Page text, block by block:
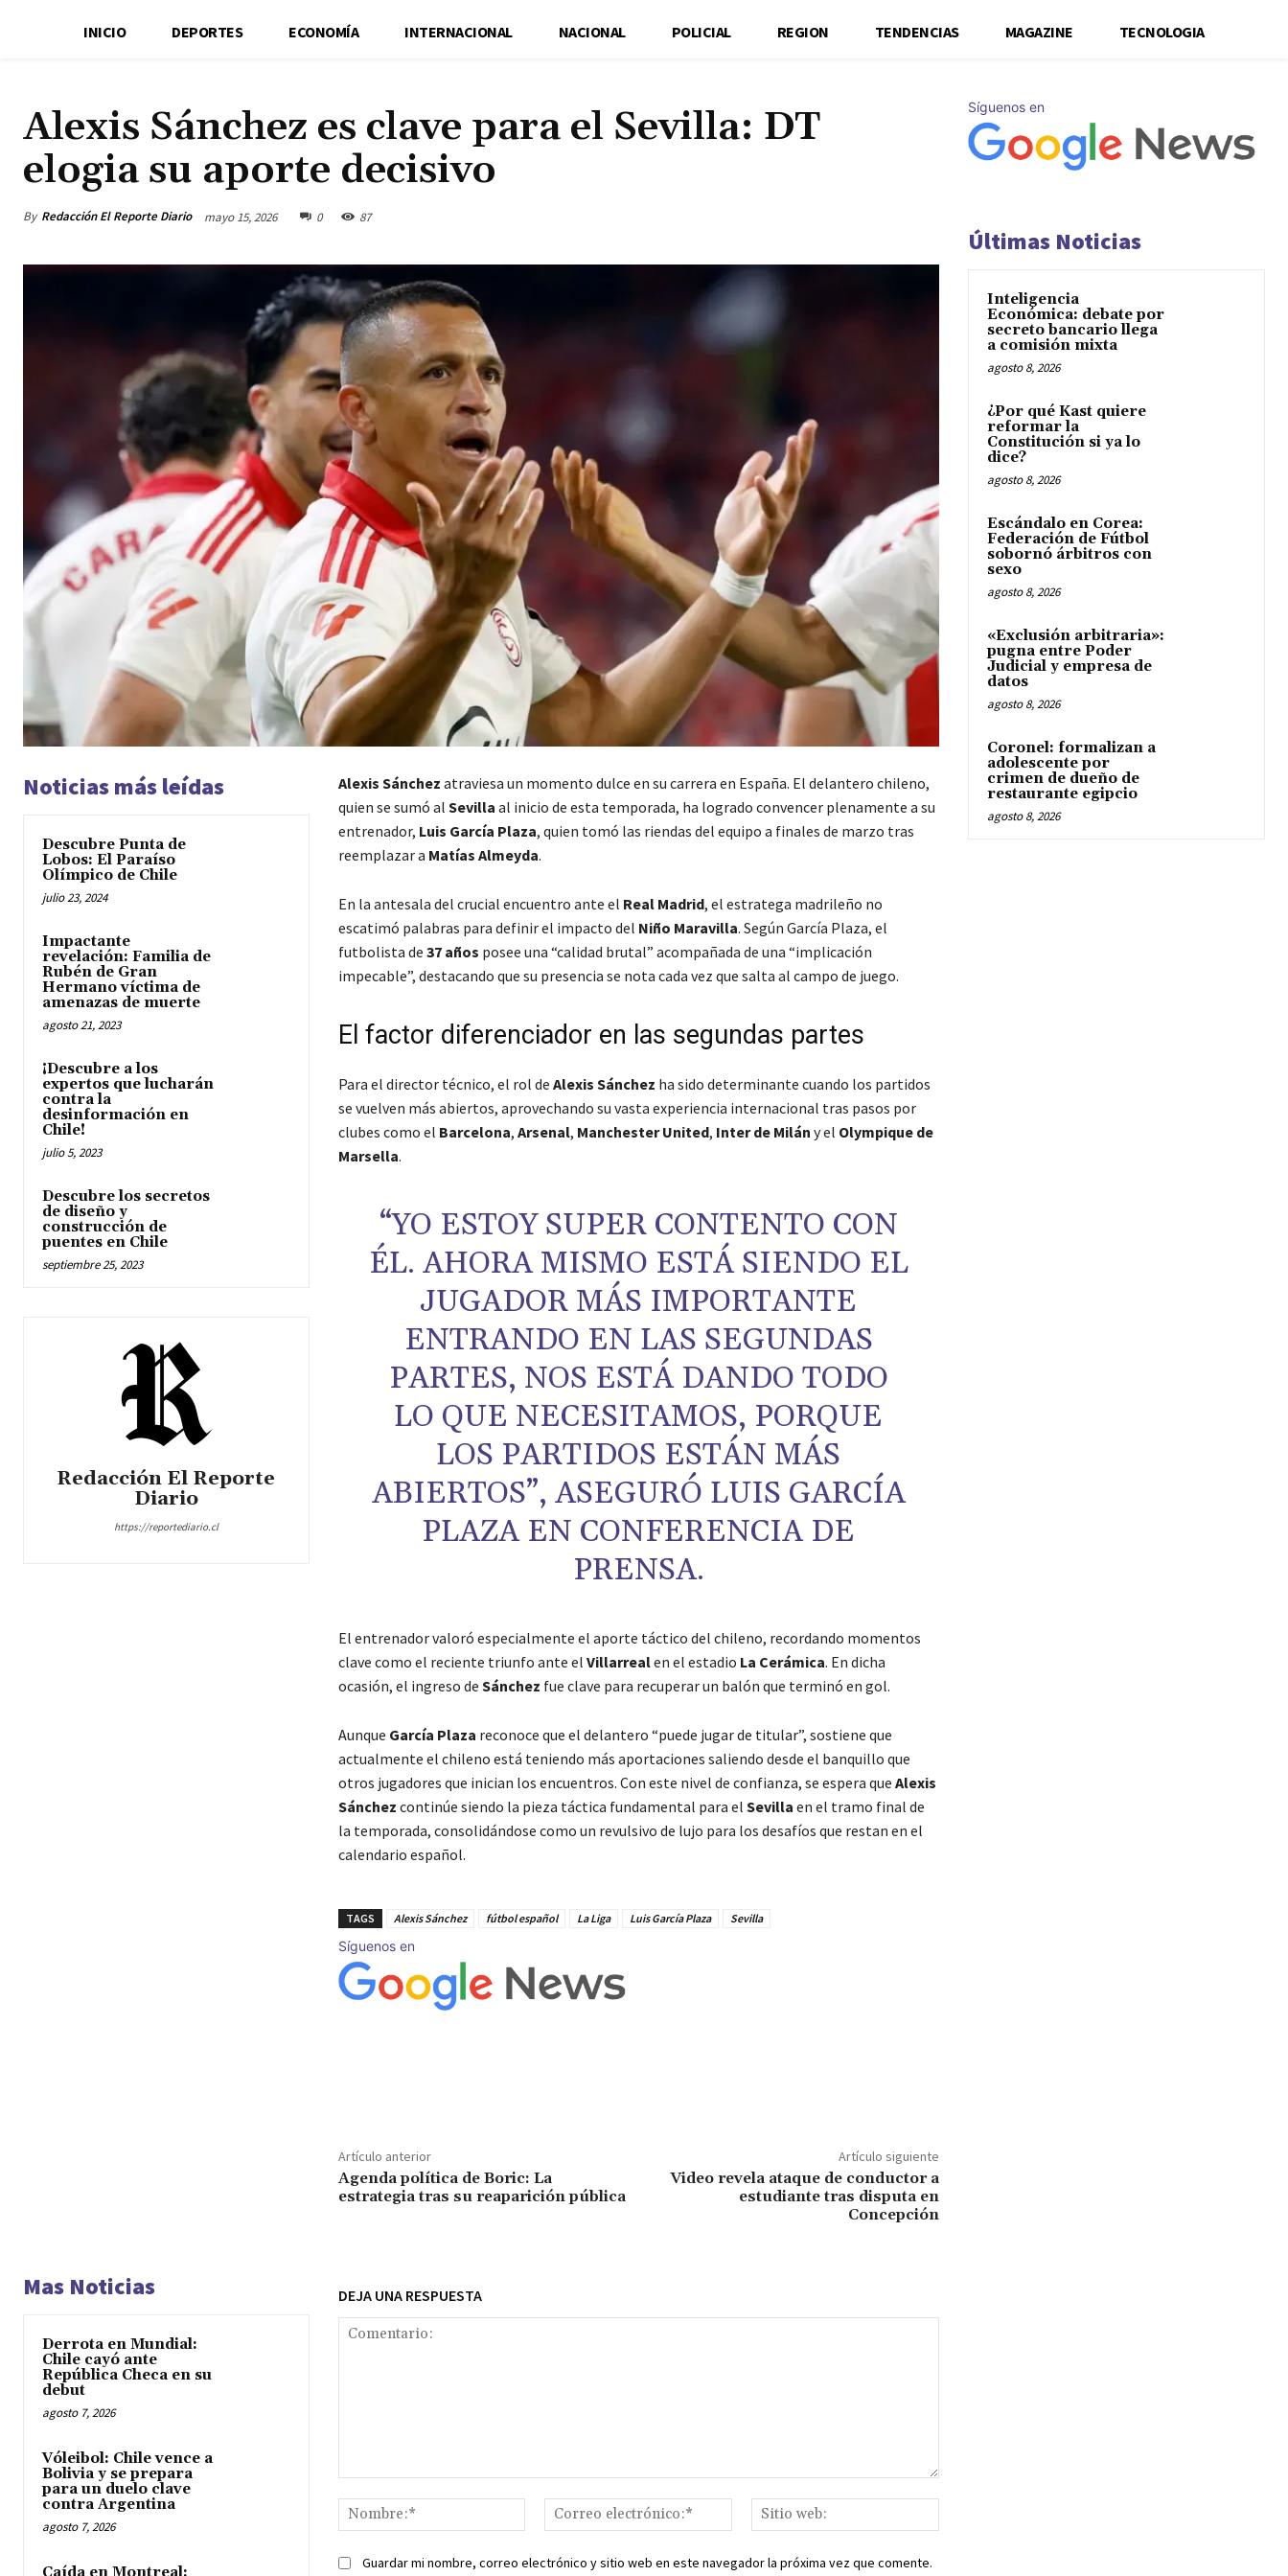
INICIO DEPORTES ECONOMÍA INTERNACIONAL NACIONAL POLICIAL REGION TENDENCIAS MAGAZINE TECNOLOGIA
Alexis Sánchez es clave para el Sevilla: DT
elogia su aporte decisivo
By Redacción El Reporte Diario mayo 15, 2026 0 87
Noticias más leídas
Descubre Punta de
Lobos: El Paraíso
Olímpico de Chile
julio 23, 2024
Impactante
revelación: Familia de
Rubén de Gran
Hermano víctima de
amenazas de muerte
agosto 21, 2023
¡Descubre a los
expertos que lucharán
contra la
desinformación en
Chile!
julio 5, 2023
Descubre los secretos
de diseño y
construcción de
puentes en Chile
septiembre 25, 2023
Redacción El Reporte
Diario
https://reportediario.cl
Alexis Sánchez atraviesa un momento dulce en su carrera en España. El delantero chileno,
quien se sumó al Sevilla al inicio de esta temporada, ha logrado convencer plenamente a su
entrenador, Luis García Plaza, quien tomó las riendas del equipo a finales de marzo tras
reemplazar a Matías Almeyda.
En la antesala del crucial encuentro ante el Real Madrid, el estratega madrileño no
escatimó palabras para definir el impacto del Niño Maravilla. Según García Plaza, el
futbolista de 37 años posee una “calidad brutal” acompañada de una “implicación
impecable”, destacando que su presencia se nota cada vez que salta al campo de juego.
El factor diferenciador en las segundas partes
Para el director técnico, el rol de Alexis Sánchez ha sido determinante cuando los partidos
se vuelven más abiertos, aprovechando su vasta experiencia internacional tras pasos por
clubes como el Barcelona, Arsenal, Manchester United, Inter de Milán y el Olympique de
Marsella.
“YO ESTOY SUPER CONTENTO CON
ÉL. AHORA MISMO ESTÁ SIENDO EL
JUGADOR MÁS IMPORTANTE
ENTRANDO EN LAS SEGUNDAS
PARTES, NOS ESTÁ DANDO TODO
LO QUE NECESITAMOS, PORQUE
LOS PARTIDOS ESTÁN MÁS
ABIERTOS”, ASEGURÓ LUIS GARCÍA
PLAZA EN CONFERENCIA DE
PRENSA.
El entrenador valoró especialmente el aporte táctico del chileno, recordando momentos
clave como el reciente triunfo ante el Villarrealen el estadio La Cerámica. En dicha
ocasión, el ingreso de Sánchez fue clave para recuperar un balón que terminó en gol.
Aunque García Plaza reconoce que el delantero “puede jugar de titular”, sostiene que
actualmente el chileno está teniendo más aportaciones saliendo desde el banquillo que
otros jugadores que inician los encuentros. Con este nivel de confianza, se espera que Alexis
Sánchez continúe siendo la pieza táctica fundamental para el Sevilla en el tramo final de
la temporada, consolidándose como un revulsivo de lujo para los desafíos que restan en el
calendario español.
TAGS Alexis Sánchez fútbol español La Liga Luis García Plaza Sevilla
Síguenos en
Artículo anterior
Agenda política de Boric: La
estrategia tras su reaparición pública
Artículo siguiente
Video revela ataque de conductor a
estudiante tras disputa en
Concepción
Mas Noticias
Derrota en Mundial:
Chile cayó ante
República Checa en su
debut
agosto 7, 2026
Vóleibol: Chile vence a
Bolivia y se prepara
para un duelo clave
contra Argentina
agosto 7, 2026
DEJA UNA RESPUESTA
Nombre:*
Correo
electrónico:*
web:
Guardar mi nombre, correo electrónico y sitio web en este navegador la próxima vez que comente.
Síguenos en
Últimas Noticias
Inteligencia
Económica: debate por
secreto bancario llega
a comisión mixta
agosto 8, 2026
¿Por qué Kast quiere
reformar la
Constitución si ya lo
dice?
agosto 8, 2026
Escándalo en Corea:
Federación de Fútbol
sobornó árbitros con
sexo
agosto 8, 2026
«Exclusión arbitraria»:
pugna entre Poder
Judicial y empresa de
datos
agosto 8, 2026
Coronel: formalizan a
adolescente por
crimen de dueño de
restaurante egipcio
agosto 8, 2026